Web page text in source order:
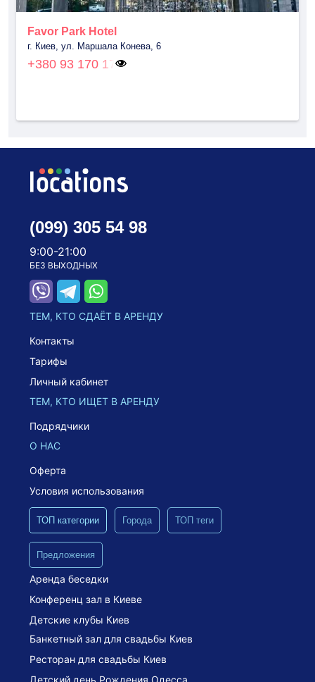
Favor Park Hotel
г. Киев, ул. Маршала Конева, 6
+380 93 170 17
(099) 305 54 98
9:00-21:00
БЕЗ ВЫХОДНЫХ
ТЕМ, КТО СДАЁТ В АРЕНДУ
Контакты
Тарифы
Личный кабинет
ТЕМ, КТО ИЩЕТ В АРЕНДУ
Подрядчики
О НАС
Оферта
Условия использования
ТОП категории Города ТОП теги
Предложения
Аренда беседки
Конференц зал в Киеве
Детские клубы Киев
Банкетный зал для свадьбы Киев
Ресторан для свадьбы Киев
Детский день Рождения Одесса